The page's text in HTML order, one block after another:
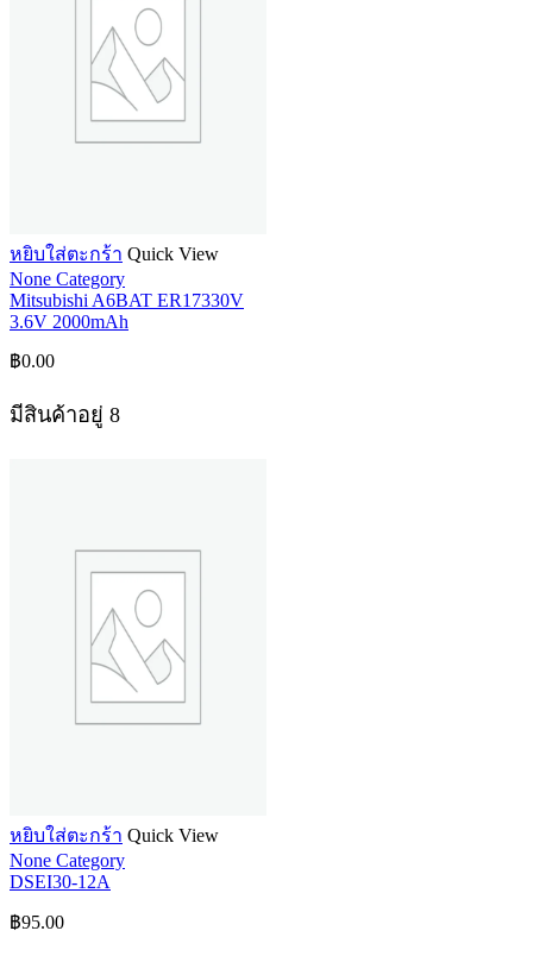
หยิบใส่ตะกร้า Quick View
None Category
Mitsubishi A6BAT ER17330V
3.6V 2000mAh
฿0.00
มีสินค้าอยู่ 8
หยิบใส่ตะกร้า Quick View
None Category
DSEI30-12A
฿95.00